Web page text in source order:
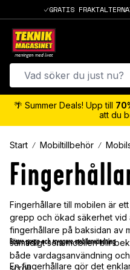
GRATIS
🌴 Summer Deals! Upp till
att du
Start Mobiltillbehör
Fingerhållare till mobilen är
grepp och ökad säkerhet vid
fingerhållare på baksidan av
samtidigt som mobilen blir
både vardagsanvändning
Bättre grepp och tryggare mobilanvändning
En fingerhållare gör det